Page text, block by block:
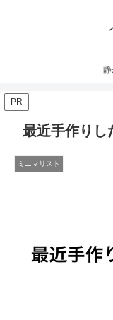
PR
最近手作りし
ミニマリスト